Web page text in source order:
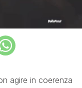
agire in coerenza